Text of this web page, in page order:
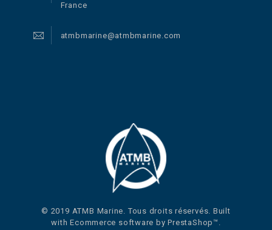
France
atmbmarine@atmbmarine.com
© 2019 ATMB Marine. Tous droits réservés. Built
with Ecommerce software by PrestaShop™.